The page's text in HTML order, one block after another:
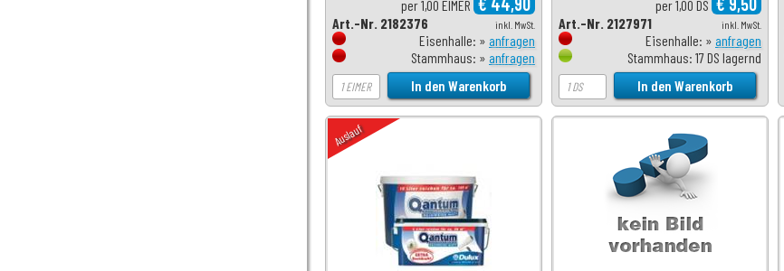
per 1,00 EIMER
inkl. MwSt.
Art.-Nr. 2182376
Eisenhalle: » anfragen
Stammhaus: » anfragen
per 1,00 DS
inkl. MwSt.
Art.-Nr. 2127971
Eisenhalle: » anfragen
Stammhaus: 17 DS lagernd
Auslauf